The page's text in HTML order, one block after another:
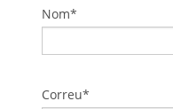
Nom*
Correu*